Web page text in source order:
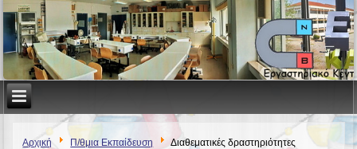
Αρχική Π/θμια Εκπαίδευση Διαθεματικές δραστηριότητες